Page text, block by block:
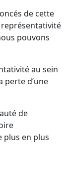
de cette
pouvons
au sein
perte d’une
de
plus en plus
le personnel et